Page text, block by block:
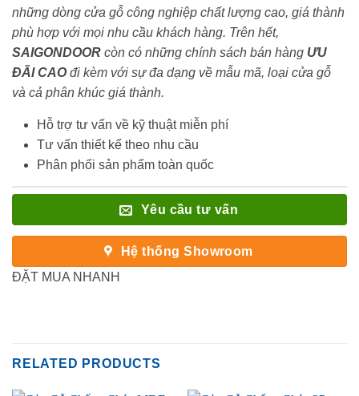
những dòng cửa gỗ công nghiệp chất lượng cao, giá thành
phù hợp với mọi nhu cầu khách hàng. Trên hết,
SAIGONDOOR còn có những chính sách bán hàng ƯU
ĐÃI CAOđi kèm với sự đa dạng về mẫu mã, loại cửa gỗ
và cả phân khúc giá thành.
Hỗ trợ tư vấn về kỹ thuật miễn phí
Tư vấn thiết kế theo nhu cầu
Phân phối sản phẩm toàn quốc
Yêu cầu tư vấn
Hệ thống Showroom
ĐẶT MUA NHANH
RELATED PRODUCTS